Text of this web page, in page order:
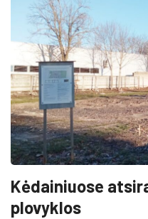
Kėdainiuose
plovyklos